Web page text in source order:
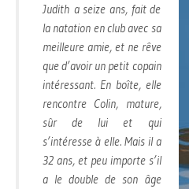
Judith a seize ans, fait de
la natation en club avec sa
meilleure amie, et ne rêve
que d’avoir un petit copain
intéressant. En boîte, elle
rencontre Colin, mature,
sûr de lui et qui
s’intéresse à elle. Mais il a
32 ans, et peu importe s’il
a le double de son âge